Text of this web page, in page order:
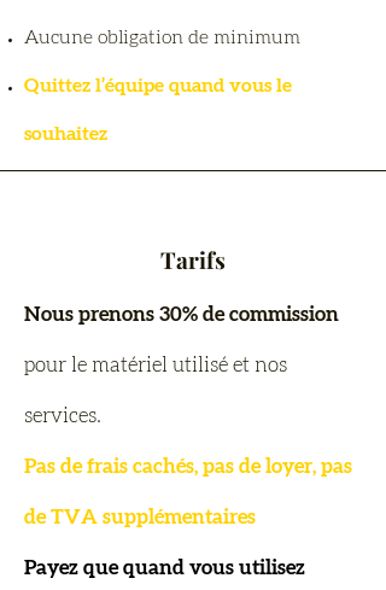
Aucune obligation de minimum
Quittez l’équipe quand vous le
souhaitez
Tarifs
Nous prenons 30% de commission
pour le matériel utilisé et nos
services.
Pas de frais cachés, pas de loyer, pas
de TVA supplémentaires
Payez que quand vous utilisez